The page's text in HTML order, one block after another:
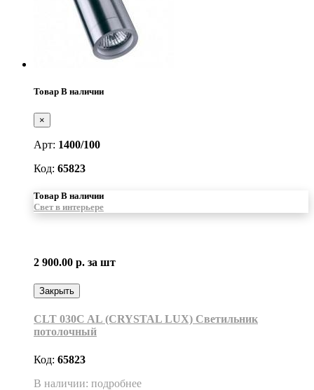
Товар В наличии
×
Арт: 1400/100
Код: 65823
Товар В наличии
Свет в интерьере
2 900.00 р. за шт
Закрыть
CLT 030C AL (CRYSTAL LUX) Светильник
потолочный
Код: 65823
В наличии: подробнее